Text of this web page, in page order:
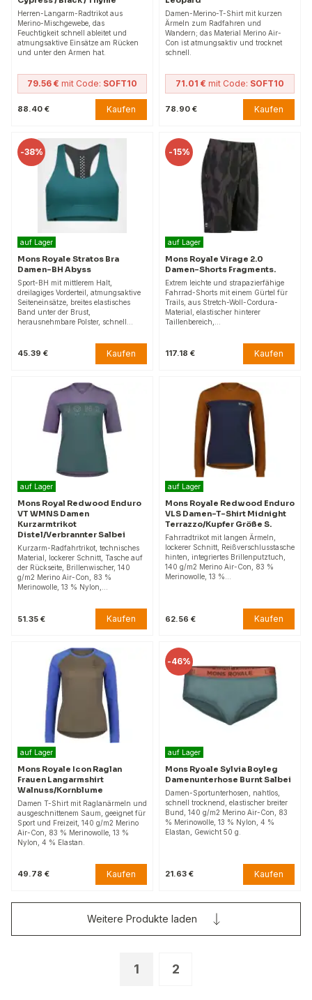
Herren-Langarm-Radtrikot aus
Merino-Mischgewebe, das
Feuchtigkeit schnell ableitet und
atmungsaktive Einsätze am Rücken
und unter den Armen hat.
79.56 € mit Code: SOFT10
88.40 € Kaufen
Damen-Merino-T-Shirt mit kurzen
Ärmeln zum Radfahren und
Wandern; das Material Merino Air-
Con ist atmungsaktiv und trocknet
schnell.
71.01 € mit Code: SOFT10
78.90 € Kaufen
-38%
auf Lager
Mons Royale Stratos Bra
Damen-BH Abyss
Sport-BH mit mittlerem Halt,
dreilagiges Vorderteil, atmungsaktive
Seiteneinsätze, breites elastisches
Band unter der Brust,
herausnehmbare Polster, schnell…
45.39 € Kaufen
-15%
auf Lager
Mons Royale Virage 2.0
Damen-Shorts Fragments.
Extrem leichte und strapazierfähige
Fahrrad-Shorts mit einem Gürtel für
Trails, aus Stretch-Woll-Cordura-
Material, elastischer hinterer
Taillenbereich,…
117.18 € Kaufen
auf Lager
Mons Royal Redwood Enduro
VT WMNS Damen
Kurzarmtrikot
Distel/Verbrannter Salbei
Kurzarm-Radfahrtrikot, technisches
Material, lockerer Schnitt, Tasche auf
der Rückseite, Brillenwischer, 140
g/m2 Merino Air-Con, 83 %
Merinowolle, 13 % Nylon,…
51.35 € Kaufen
auf Lager
Mons Royale Redwood Enduro
VLS Damen-T-Shirt Midnight
Terrazzo/Kupfer Größe S.
Fahrradtrikot mit langen Ärmeln,
lockerer Schnitt, Reißverschlusstasche
hinten, integriertes Brillenputztuch,
140 g/m2 Merino Air-Con, 83 %
Merinowolle, 13 %…
62.56 € Kaufen
auf Lager
Mons Royale Icon Raglan
Frauen Langarmshirt
Walnuss/Kornblume
Damen T-Shirt mit Raglanärmeln und
ausgeschnittenem Saum, geeignet für
Sport und Freizeit, 140 g/m2 Merino
Air-Con, 83 % Merinowolle, 13 %
Nylon, 4 % Elastan.
49.78 € Kaufen
-46%
auf Lager
Mons Ryoale Sylvia Boyleg
Damenunterhose Burnt Salbei
Damen-Sportunterhosen, nahtlos,
schnell trocknend, elastischer breiter
Bund, 140 g/m2 Merino Air-Con, 83
% Merinowolle, 13 % Nylon, 4 %
Elastan, Gewicht 50 g.
21.63 € Kaufen
1 2
Weitere Produkte laden